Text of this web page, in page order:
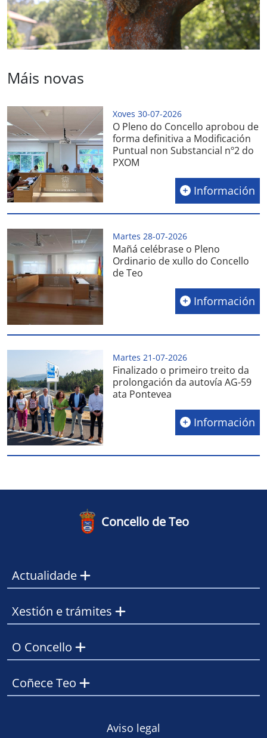
Máis novas
Xoves 30-07-2026
O Pleno do Concello aprobou de
forma definitiva a Modificación
Puntual non Substancial nº2 do
PXOM
Información
Martes 28-07-2026
Mañá celébrase o Pleno
Ordinario de xullo do Concello
de Teo
Información
Martes 21-07-2026
Finalizado o primeiro treito da
prolongación da autovía AG-59
ata Pontevea
Información
Concello de Teo
Actualidade
Xestión e trámites
O Concello
Coñece Teo
Aviso legal